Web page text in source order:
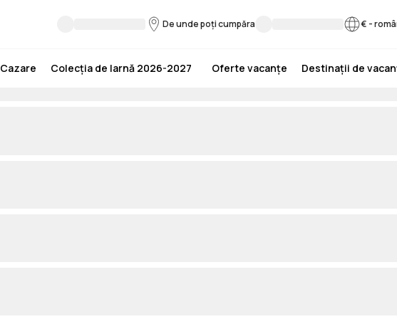
De unde poți cumpăra € -
Cazare Colecția de Iarnă 2026-2027 Oferte vacanțe Destinații de